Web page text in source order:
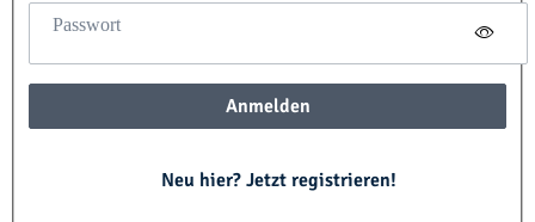
Passwort
Anmelden
Neu hier? Jetzt registrieren!